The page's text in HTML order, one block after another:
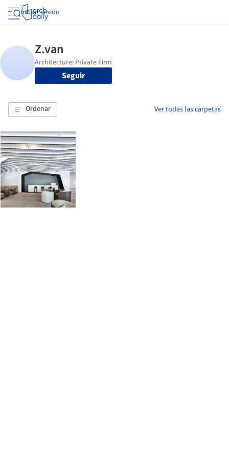
Iniciar sesión
Seguir
Ordenar Ver todas las carpetas